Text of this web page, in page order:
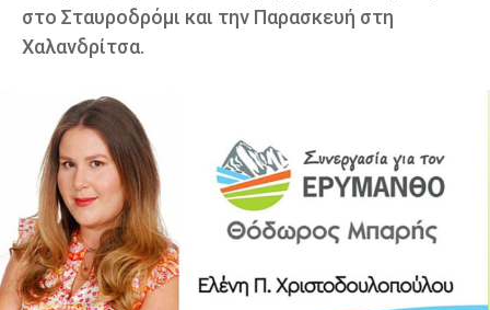
στο Σταυροδρόμι και την Παρασκευή στη
Χαλανδρίτσα.